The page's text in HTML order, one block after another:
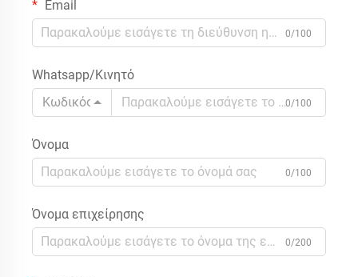
Email
0/100
Whatsapp/Κινητό
Κωδικός
0/100
Όνομα
0/100
Όνομα επιχείρησης
0/200